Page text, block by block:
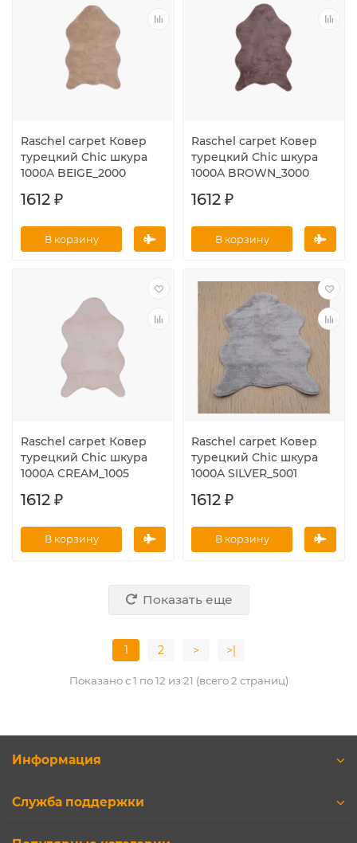
Raschel carpet Ковер
турецкий Chic шкура
1000A BEIGE_2000
1612 ₽
В корзину
Raschel carpet Ковер
турецкий Chic шкура
1000A BROWN_3000
1612 ₽
В корзину
Raschel carpet Ковер
турецкий Chic шкура
1000A CREAM_1005
1612 ₽
В корзину
Raschel carpet Ковер
турецкий Chic шкура
1000A SILVER_5001
1612 ₽
В корзину
Показать еще
1 2 > >|
Показано с 1 по 12 из 21 (всего 2 страниц)
Информация
Служба поддержки